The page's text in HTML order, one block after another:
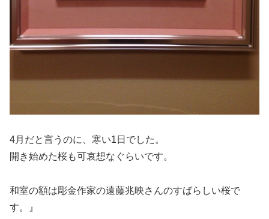
4月だと言うのに、寒い1日でした。
開き始めた桜も可哀想なぐらいです。
和室の額は彫金作家の遠藤兆映さんのすばらしい桜で
す。』